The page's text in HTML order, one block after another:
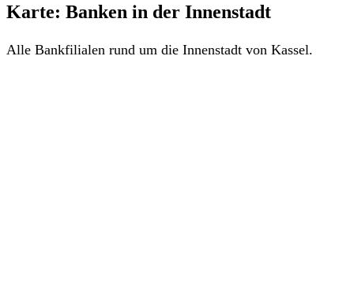
Karte: Banken in der Innenstadt
Alle Bankfilialen rund um die Innenstadt von Kassel.